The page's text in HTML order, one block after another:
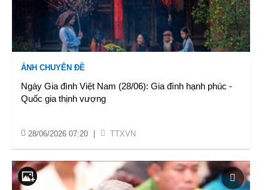
ẢNH CHUYÊN ĐỀ
Ngày Gia đình Việt Nam (28/06): Gia đình hạnh phúc -
Quốc gia thịnh vượng
28/06/2026 07:20 TTXVN